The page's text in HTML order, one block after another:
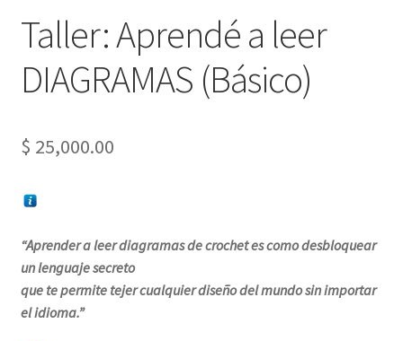
Taller: Aprendé a leer
DIAGRAMAS (Básico)
$ 25,000.00
“Aprender a leer diagramas de crochet es como desbloquear
un lenguaje secreto
que te permite tejer cualquier diseño del mundo sin importar
el idioma.”